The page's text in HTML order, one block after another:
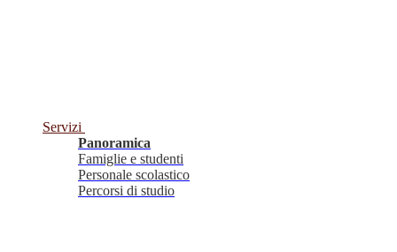
Servizi
Panoramica
Famiglie e studenti
Personale scolastico
Percorsi di studio